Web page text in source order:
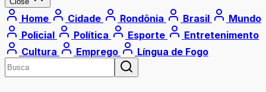
Home Cidade Rondônia Brasil
Mundo
Policial
Política Esporte
Entretenimento
Cultura
Emprego Língua de Fogo